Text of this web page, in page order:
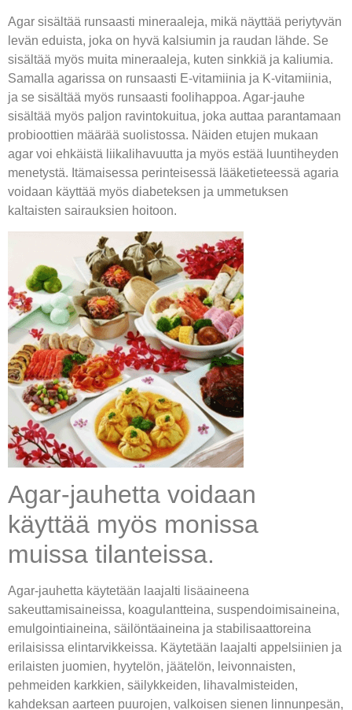
Agar sisältää runsaasti mineraaleja, mikä näyttää periytyvän
levän eduista, joka on hyvä kalsiumin ja raudan lähde. Se
sisältää myös muita mineraaleja, kuten sinkkiä ja kaliumia.
Samalla agarissa on runsaasti E-vitamiinia ja K-vitamiinia,
ja se sisältää myös runsaasti foolihappoa. Agar-jauhe
sisältää myös paljon ravintokuitua, joka auttaa parantamaan
probioottien määrää suolistossa. Näiden etujen mukaan
agar voi ehkäistä liikalihavuutta ja myös estää luuntiheyden
menetystä. Itämaisessa perinteisessä lääketieteessä agaria
voidaan käyttää myös diabeteksen ja ummetuksen
kaltaisten sairauksien hoitoon.
Agar-jauhetta voidaan
käyttää myös monissa
muissa tilanteissa.
Agar-jauhetta käytetään laajalti lisäaineena
sakeuttamisaineissa, koagulantteina, suspendoimisaineina,
emulgointiaineina, säilöntäaineina ja stabilisaattoreina
erilaisissa elintarvikkeissa. Käytetään laajalti appelsiinien ja
erilaisten juomien, hyytelön, jäätelön, leivonnaisten,
pehmeiden karkkien, säilykkeiden, lihavalmisteiden,
kahdeksan aarteen puurojen, valkoisen sienen linnunpesän,